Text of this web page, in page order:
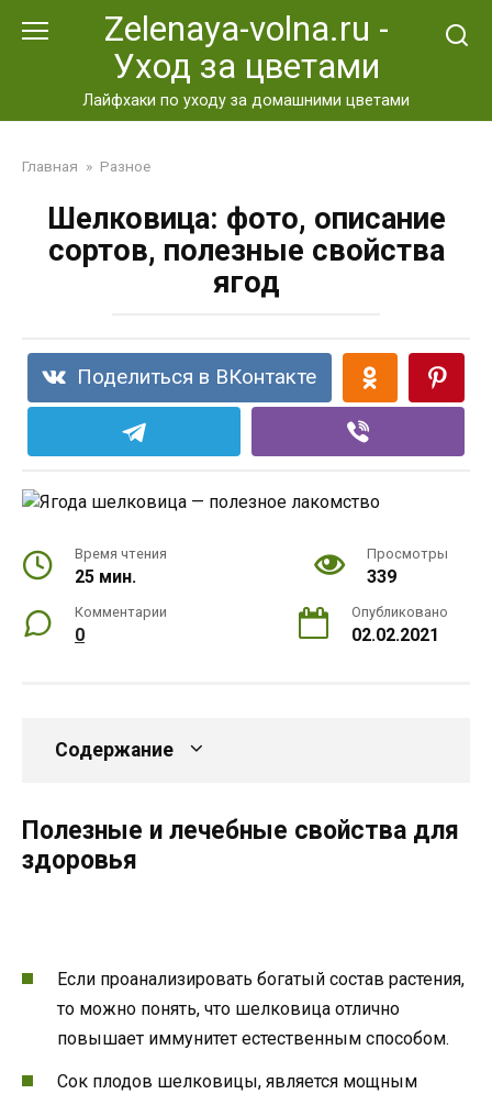
Zelenaya-volna.ru -
Уход за цветами
Лайфхаки по уходу за домашними цветами
Главная » Разное
Шелковица: фото, описание
сортов, полезные свойства
ягод
Поделиться в ВКонтакте
Время чтения
25 мин.
Просмотры
339
Комментарии
0
Опубликовано
02.02.2021
Содержание
Полезные и лечебные свойства для
здоровья
Если проанализировать богатый состав растения,
то можно понять, что шелковица отлично
повышает иммунитет естественным способом.
Сок плодов шелковицы, является мощным